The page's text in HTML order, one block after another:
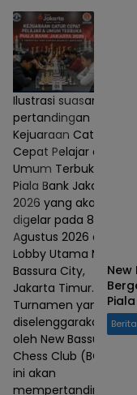
Ilustrasi suasana
pertandingan
Kejuaraan Catur
Cepat Pelajar dan
Umum Terbuka
Piala Bank Jakarta
2026 yang akan
digelar pada 8–9
Agustus 2026 di
Lobby Utama Mall
Bassura City,
Jakarta Timur.
Turnamen yang
diselenggarakan
oleh New Bassura
Chess Club (BCC)
ini akan
mempertandingkan
New
Berita